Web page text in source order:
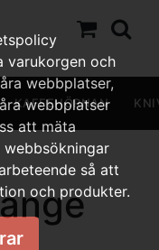
KAFFEHÖRNAN
varukorgen och
webbplatser,
webbplatser
att mäta
så att
och produkter.